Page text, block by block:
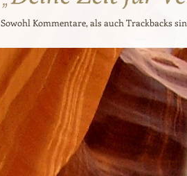
Sowohl Kommentare, als auch Trackbacks